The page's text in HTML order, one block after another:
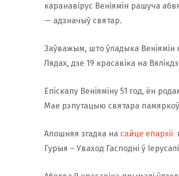
каранавірус Веніямін рашуча
— адзначыў святар.
Заўважым, што ўладыка
Лядах, дзе 19 красавіка на
Епіскапу Веніяміну 51 год, ён
Мае рэпутацыю святара
Апошняя згадка на сайце епархіі
Гурыя – Уваход Гасподні ў